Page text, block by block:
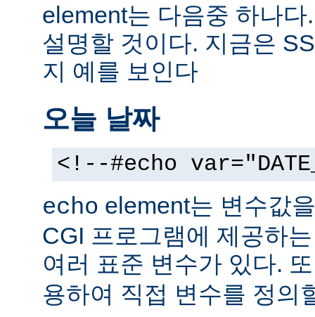
element는 다음중 하나
설명할 것이다. 지금은
지 예를 보인다
오늘 날짜
<!--#echo
echo element는 변수값
CGI 프로그램에 제공하
여러 표준 변수가 있다.
용하여 직접 변수를 정의